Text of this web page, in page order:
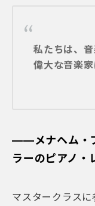
私たちは、
偉大な音楽家
――メナヘム・
ラーのピアノ・
マスタークラス